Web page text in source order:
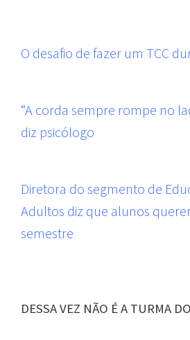
O desafio de fazer um TCC
“A corda sempre rompe no
diz psicólogo
Diretora do segmento de
Adultos diz que alunos
semestre
DESSA VEZ NÃO É A TURMA